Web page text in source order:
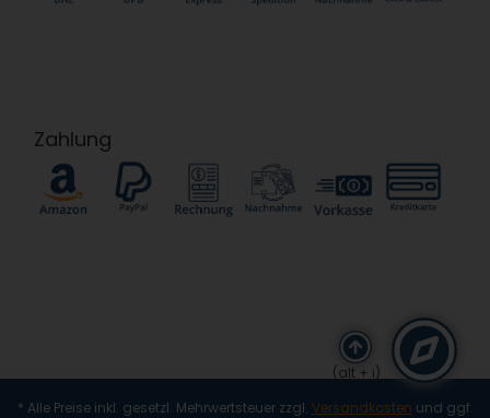
Zahlung
* Alle Preise inkl. gesetzl. Mehrwertsteuer zzgl. Versandkosten und ggf.
(alt + i)